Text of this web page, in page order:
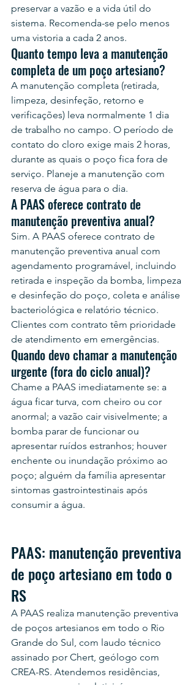
preservar a vazão e a vida útil do
sistema. Recomenda-se pelo menos
uma vistoria a cada 2 anos.
Quanto tempo leva a manutenção
completa de um poço artesiano?
A manutenção completa (retirada,
limpeza, desinfeção, retorno e
verificações) leva normalmente 1 dia
de trabalho no campo. O período de
contato do cloro exige mais 2 horas,
durante as quais o poço fica fora de
serviço. Planeje a manutenção com
reserva de água para o dia.
A PAAS oferece contrato de
manutenção preventiva anual?
Sim. A PAAS oferece contrato de
manutenção preventiva anual com
agendamento programável, incluindo
retirada e inspeção da bomba, limpeza
e desinfeção do poço, coleta e análise
bacteriológica e relatório técnico.
Clientes com contrato têm prioridade
de atendimento em emergências.
Quando devo chamar a manutenção
urgente (fora do ciclo anual)?
Chame a PAAS imediatamente se: a
água ficar turva, com cheiro ou cor
anormal; a vazão cair visivelmente; a
bomba parar de funcionar ou
apresentar ruídos estranhos; houver
enchente ou inundação próximo ao
poço; alguém da família apresentar
sintomas gastrointestinais após
consumir a água.
PAAS: manutenção preventiva
de poço artesiano em todo o
RS
A PAAS realiza manutenção preventiva
de poços artesianos em todo o Rio
Grande do Sul, com laudo técnico
assinado por Chert, geólogo com
CREA-RS. Atendemos residências,